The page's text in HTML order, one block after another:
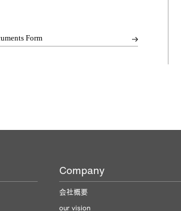
Form
Company
会社概要
our vision